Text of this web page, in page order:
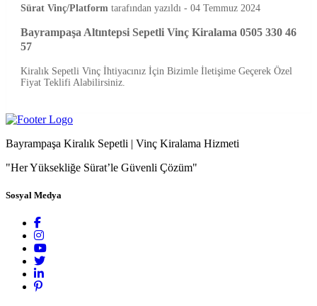
Sürat Vinç/Platform tarafından yazıldı - 04 Temmuz 2024
Bayrampaşa Altıntepsi Sepetli Vinç Kiralama 0505 330 46
57
Kiralık Sepetli Vinç İhtiyacınız İçin Bizimle İletişime Geçerek Özel
Fiyat Teklifi Alabilirsiniz.
Bayrampaşa Kiralık Sepetli | Vinç Kiralama Hizmeti
"Her Yüksekliğe Sürat’le Güvenli Çözüm"
Sosyal Medya